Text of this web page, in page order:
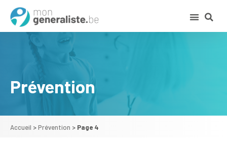
Prévention
Accueil >Prévention > Page 4